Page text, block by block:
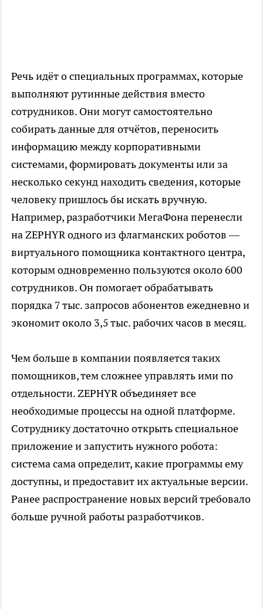
Речь идёт о специальных программах, которые
выполняют рутинные действия вместо
сотрудников. Они могут самостоятельно
собирать данные для отчётов, переносить
информацию между корпоративными
системами, формировать документы или за
несколько секунд находить сведения, которые
человеку пришлось бы искать вручную.
Например, разработчики МегаФона перенесли
на ZEPHYR одного из флагманских роботов —
виртуального помощника контактного центра,
которым одновременно пользуются около 600
сотрудников. Он помогает обрабатывать
порядка 7 тыс. запросов абонентов ежедневно и
экономит около 3,5 тыс. рабочих часов в месяц.
Чем больше в компании появляется таких
помощников, тем сложнее управлять ими по
отдельности. ZEPHYR объединяет все
необходимые процессы на одной платформе.
Сотруднику достаточно открыть специальное
приложение и запустить нужного робота:
система сама определит, какие программы ему
доступны, и предоставит их актуальные версии.
Ранее распространение новых версий требовало
больше ручной работы разработчиков.